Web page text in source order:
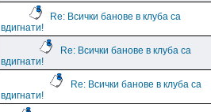
Re: Всички банове в клуба са
вдигнати!
Re: Всички банове в клуба са
вдигнати!
Re: Всички банове в клуба са
вдигнати!